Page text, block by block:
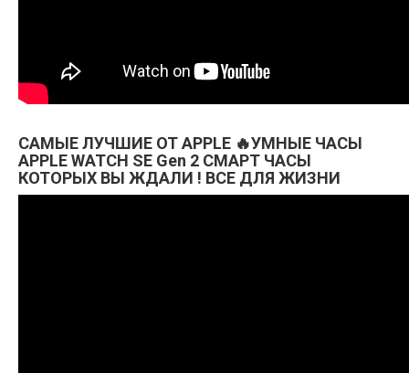
САМЫЕ ЛУЧШИЕ ОТ APPLE 🔥УМНЫЕ ЧАСЫ
APPLE WATCH SE Gen 2 СМАРТ ЧАСЫ
КОТОРЫХ ВЫ ЖДАЛИ ! ВСЕ ДЛЯ ЖИЗНИ